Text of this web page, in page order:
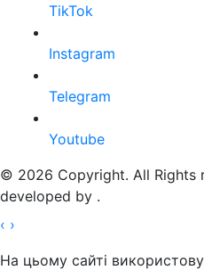
TikTok
Instagram
Telegram
Youtube
© 2026 Copyright. All Rights
developed by .
‹ ›
На цьому сайті